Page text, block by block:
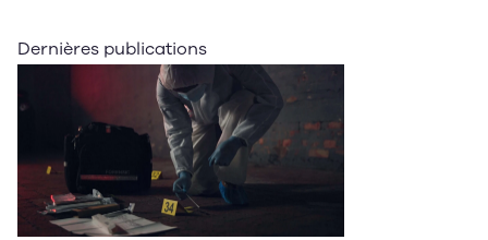
Dernières publications